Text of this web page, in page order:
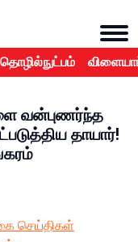
தொழில்நுட்பம்
வன்புணர்ந்த
தாயார்!
செய்திகள்